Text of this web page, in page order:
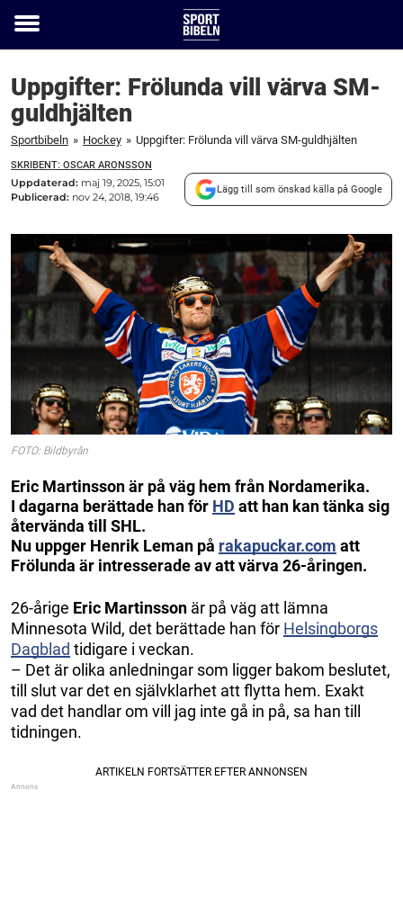
Toggle
Uppgifter: Frölunda vill värva SM-
guldhjälten
Sportbibeln » Hockey » Uppgifter: Frölunda vill värva SM-guldhjälten
SKRIBENT: OSCAR ARONSSON
Uppdaterad: maj 19, 2025, 15:01
Publicerad: nov 24, 2018, 19:46
Lägg till som önskad källa på Google
FOTO: Bildbyrån
Eric Martinsson är på väg hem från Nordamerika.
I dagarna berättade han för HD att han kan tänka sig
återvända till SHL.
Nu uppger Henrik Leman på rakapuckar.com att
Frölunda är intresserade av att värva 26-åringen.
26-årige Eric Martinsson är på väg att lämna
Minnesota Wild, det berättade han för Helsingborgs
Dagblad tidigare i veckan.
– Det är olika anledningar som ligger bakom beslutet,
till slut var det en självklarhet att flytta hem. Exakt
vad det handlar om vill jag inte gå in på, sa han till
tidningen.